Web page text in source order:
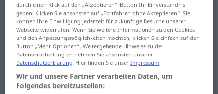
naznačovat komu co
Beispiele
jemandem et nahelegen
naznačovat<čit>komu co
durch einen Klick auf den „Akzeptieren“-Button Ihr Einverständnis
geben. Klicken Sie ansonsten auf „Fortfahren ohne Akzeptieren“. Sie
können Ihre Einwilligung jederzeit für zukünftige Besuche unserer
Webseite widerrufen. Wenn Sie weitere Informationen zu den Cookies
und den Anpassungsmöglichkeiten möchten, klicken Sie einfach auf den
Button „Mehr Optionen“. Weitergehende Hinweise zu der
Datenverarbeitung entnehmen Sie ansonsten unserer
Datenschutzerklärung. Hier finden Sie unserImpressum.
Wir und unsere Partner verarbeiten Daten, um
Folgendes bereitzustellen: